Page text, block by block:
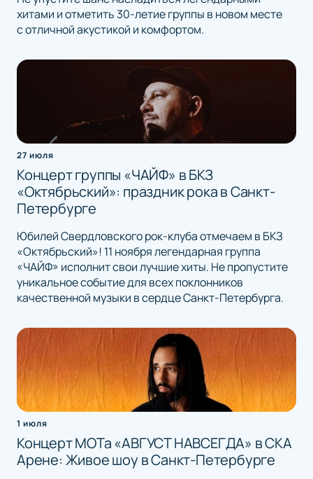
хитами и отметить 30-летие группы в новом месте
с отличной акустикой и комфортом.
27 июля
Концерт группы «ЧАЙФ» в БКЗ
«Октябрьский»: праздник рока в Санкт-
Петербурге
Юбилей Свердловского рок-клуба отмечаем в БКЗ
«Октябрьский»! 11 ноября легендарная группа
«ЧАЙФ» исполнит свои лучшие хиты. Не пропустите
уникальное событие для всех поклонников
качественной музыки в сердце Санкт-Петербурга.
1 июля
Концерт МОТа «АВГУСТ НАВСЕГДА» в СКА
Арене: Живое шоу в Санкт-Петербурге